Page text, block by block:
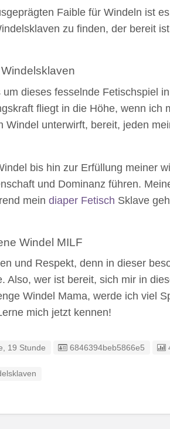
Faible für Windeln ist
zu finden, der bereit
dieses fesselnde Fetischspiel
fliegt in die Höhe, wenn ich
Windel unterwirft, bereit, jeden
bis hin zur Erfüllung meiner
und Dominanz führen.
mein diaper Fetisch Sklave
Windel MILF
und Respekt, denn in dieser
Also, wer ist bereit, sich mir in
Windel Mama, werde ich viel
mich jetzt kennen!
19 Stunde Listing ID
6846394beb5866e5